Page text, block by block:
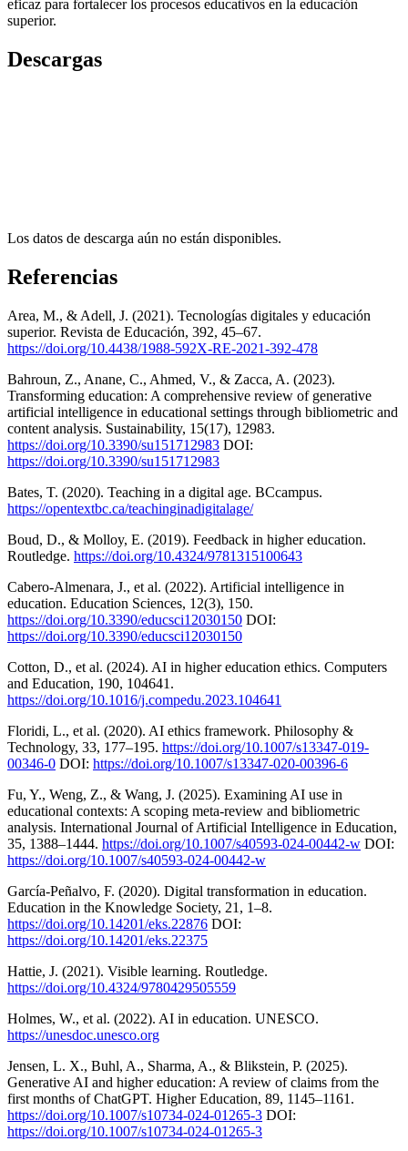
eficaz para fortalecer los procesos educativos en la educación
superior.
Descargas
Los datos de descarga aún no están disponibles.
Referencias
Area, M., & Adell, J. (2021). Tecnologías digitales y educación
superior. Revista de Educación, 392, 45–67.
https://doi.org/10.4438/1988-592X-RE-2021-392-478
Bahroun, Z., Anane, C., Ahmed, V., & Zacca, A. (2023).
Transforming education: A comprehensive review of generative
artificial intelligence in educational settings through bibliometric and
content analysis. Sustainability, 15(17), 12983.
https://doi.org/10.3390/su151712983 DOI:
https://doi.org/10.3390/su151712983
Bates, T. (2020). Teaching in a digital age. BCcampus.
https://opentextbc.ca/teachinginadigitalage/
Boud, D., & Molloy, E. (2019). Feedback in higher education.
Routledge. https://doi.org/10.4324/9781315100643
Cabero-Almenara, J., et al. (2022). Artificial intelligence in
education. Education Sciences, 12(3), 150.
https://doi.org/10.3390/educsci12030150 DOI:
https://doi.org/10.3390/educsci12030150
Cotton, D., et al. (2024). AI in higher education ethics. Computers
and Education, 190, 104641.
https://doi.org/10.1016/j.compedu.2023.104641
Floridi, L., et al. (2020). AI ethics framework. Philosophy &
Technology, 33, 177–195. https://doi.org/10.1007/s13347-019-
00346-0 DOI: https://doi.org/10.1007/s13347-020-00396-6
Fu, Y., Weng, Z., & Wang, J. (2025). Examining AI use in
educational contexts: A scoping meta-review and bibliometric
analysis. International Journal of Artificial Intelligence in Education,
35, 1388–1444. https://doi.org/10.1007/s40593-024-00442-w DOI:
https://doi.org/10.1007/s40593-024-00442-w
García-Peñalvo, F. (2020). Digital transformation in education.
Education in the Knowledge Society, 21, 1–8.
https://doi.org/10.14201/eks.22876 DOI:
https://doi.org/10.14201/eks.22375
Hattie, J. (2021). Visible learning. Routledge.
https://doi.org/10.4324/9780429505559
Holmes, W., et al. (2022). AI in education. UNESCO.
https://unesdoc.unesco.org
Jensen, L. X., Buhl, A., Sharma, A., & Blikstein, P. (2025).
Generative AI and higher education: A review of claims from the
first months of ChatGPT. Higher Education, 89, 1145–1161.
https://doi.org/10.1007/s10734-024-01265-3 DOI:
https://doi.org/10.1007/s10734-024-01265-3